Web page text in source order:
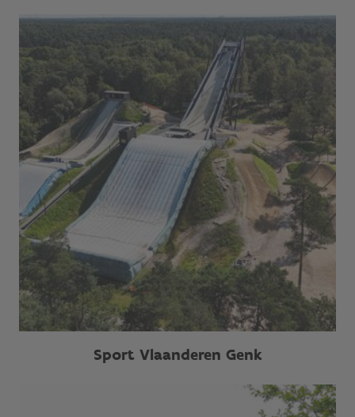
Sport Vlaanderen Genk